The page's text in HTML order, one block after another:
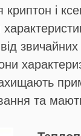
криптон і
звичайних
та